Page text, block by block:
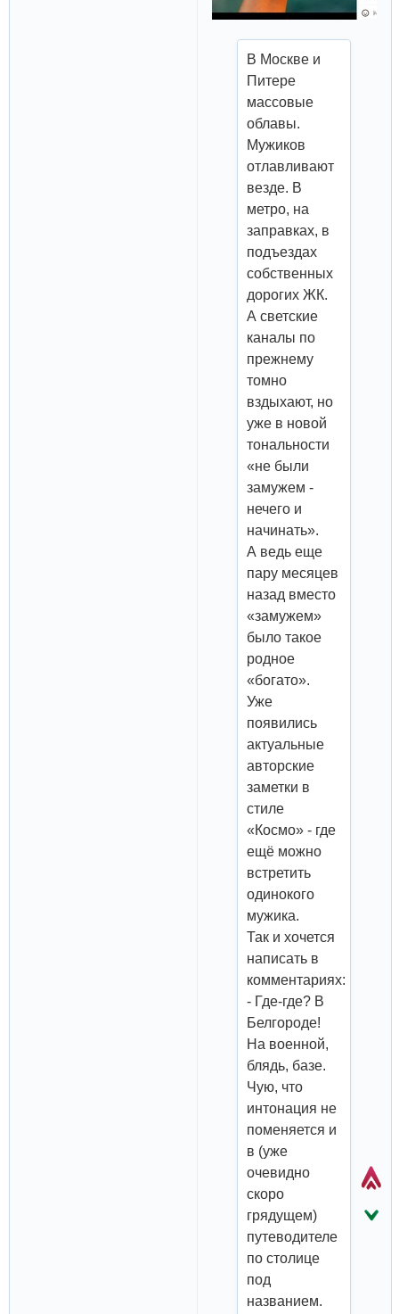
В Москве и
Питере
массовые
облавы.
Мужиков
отлавливают
везде. В
метро, на
заправках, в
подъездах
собственных
дорогих ЖК.
А светские
каналы по
прежнему
томно
вздыхают, но
уже в новой
тональности
«не были
замужем -
нечего и
начинать».
А ведь еще
пару месяцев
назад вместо
«замужем»
было такое
родное
«богато».
Уже
появились
актуальные
авторские
заметки в
стиле
«Космо» - где
ещё можно
встретить
одинокого
мужика.
Так и хочется
написать в
комментариях:
- Где-где? В
Белгороде!
На военной,
блядь, базе.
Чую, что
интонация не
поменяется и
в (уже
очевидно
скоро
грядущем)
путеводителе
по столице
под
названием.